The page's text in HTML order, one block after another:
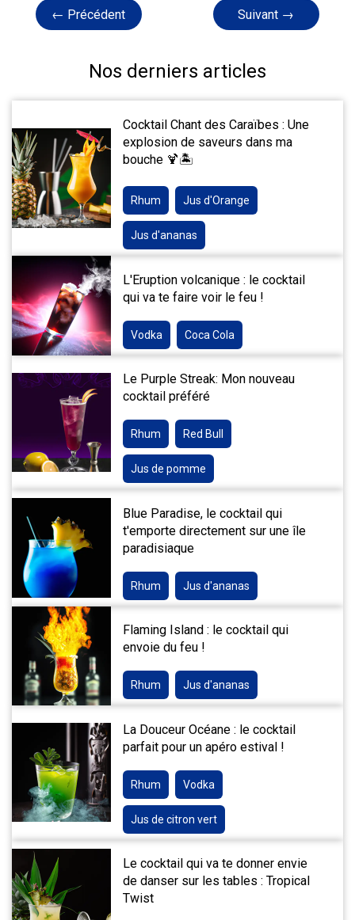
← Précédent Suivant →
Nos derniers articles
Cocktail Chant des Caraïbes : Une
explosion de saveurs dans ma
bouche 🍹🏝️
Rhum Jus d'Orange
Jus d'ananas
L'Eruption volcanique : le cocktail
qui va te faire voir le feu !
Vodka Coca Cola
Le Purple Streak: Mon nouveau
cocktail préféré
Rhum Red Bull
Jus de pomme
Blue Paradise, le cocktail qui
t'emporte directement sur une île
paradisiaque
Rhum Jus d'ananas
Flaming Island : le cocktail qui
envoie du feu !
Rhum Jus d'ananas
La Douceur Océane : le cocktail
parfait pour un apéro estival !
Rhum Vodka
Jus de citron vert
Le cocktail qui va te donner envie
de danser sur les tables : Tropical
Twist